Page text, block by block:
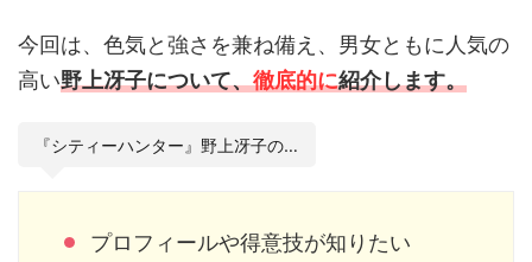
今回は、色気と強さを兼ね備え、男女ともに人気の
高い野上冴子について、徹底的に紹介します。
『シティーハンター』野上冴子の…
プロフィールや得意技が知りたい